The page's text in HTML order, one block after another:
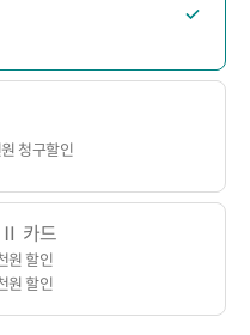
청구할인
카드
원 할인
원 할인